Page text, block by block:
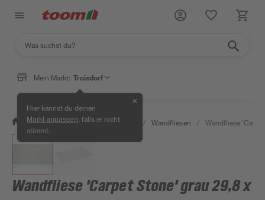
Mein Markt: Troisdorf
Hier kannst du deinen
Markt anpassen , falls er nicht
stimmt.
✕
/ Bauen & Renovieren / Fliesen / Wandfliesen / Wandfliese
Wandfliese 'Carpet Stone' grau 29,8 x